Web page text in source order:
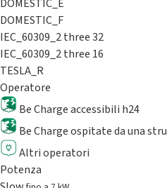
DOMESTIC_E
DOMESTIC_F
IEC_60309_2 three 32
IEC_60309_2 three 16
TESLA_R
Operatore
Be Charge accessibili h24
Be Charge ospitate da una
Altri operatori
Potenza